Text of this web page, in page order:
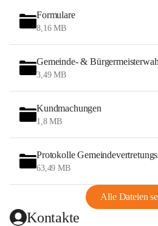
Formulare
8,16 MB
Gemeinde- &
3,49 MB
Kundmachungen
1,8 MB
Protokolle
63,49 MB
Alle Dateien
Kontakte